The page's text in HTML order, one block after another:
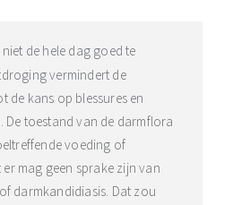
niet de hele dag goed te
vermindert de
de kans op blessures en
De toestand van de darmflora
voeding of
mag geen sprake zijn van
darmkandidiasis. Dat zou